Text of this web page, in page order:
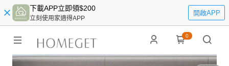
下載APP立即領$200
立刻使用家適得APP
開啟APP
0